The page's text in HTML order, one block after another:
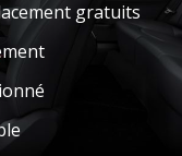
gratuits